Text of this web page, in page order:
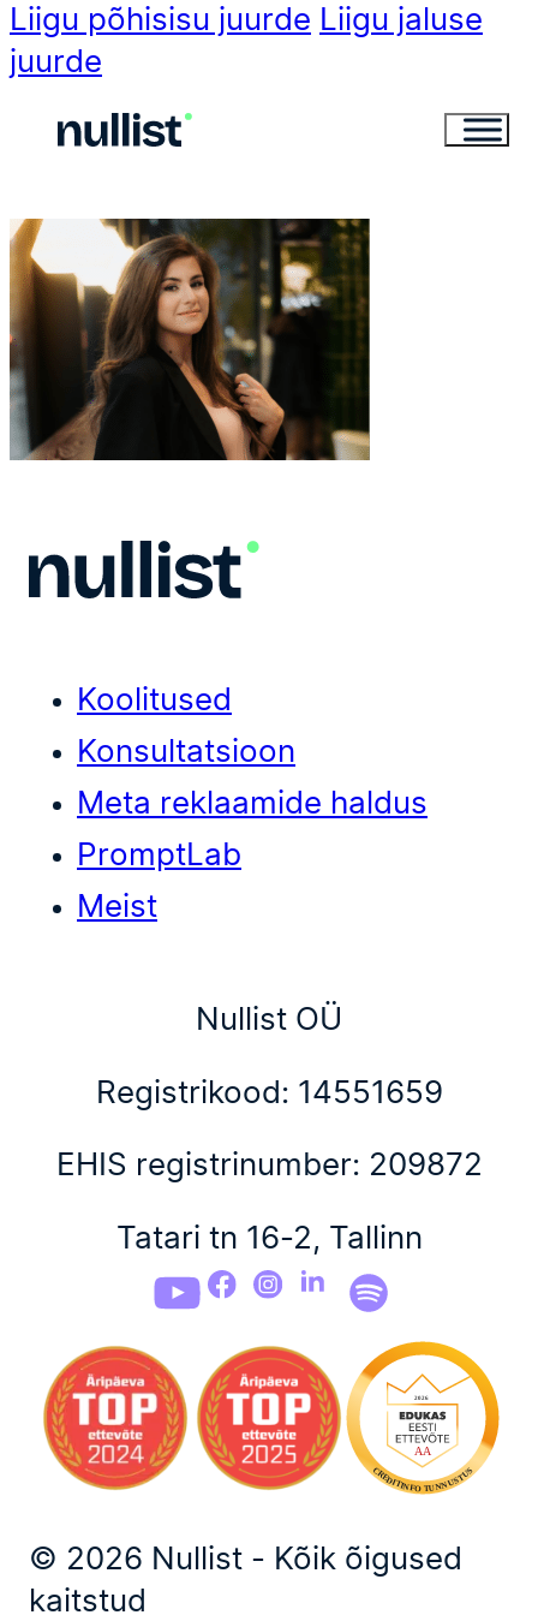
Liigu põhisisu juurde Liigu jaluse
juurde
Koolitused
Konsultatsioon
Meta reklaamide haldus
PromptLab
Meist
Nullist OÜ
Registrikood: 14551659
EHIS registrinumber: 209872
Tatari tn 16-2, Tallinn
© 2026 Nullist - Kõik õigused
kaitstud